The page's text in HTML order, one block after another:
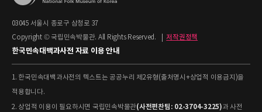
03045 서울시 종로구 삼청로 37
Copyright © 국립민속박물관. All Rights Reserved.
저작권정책
한국민속대백과사전 자료 이용 안내
1. 한국민속대백과사전의 텍스트는 공공누리 제2유형(출처명시+상업적 이용금지)을
적용합니다.
2. 상업적 이용이 필요하시면 국립민속박물관(사전편찬팀: 02-3704-3225)과 사전